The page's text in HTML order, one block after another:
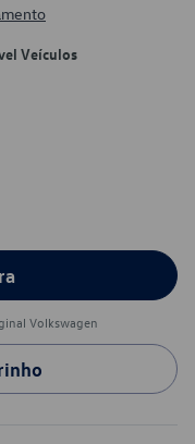
Veículos
Volkswagen